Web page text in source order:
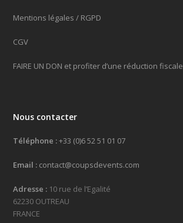
Mentions légales / RGPD
CGV
FAIRE UN DON et profiter d’une réduction fiscale
Nous contacter
Téléphone :+33 (0)6 52 51 01 07
Email : contact@coupsdevents.com
Adresse : 10 rue de l’Egalité
62230 OUTREAU
FRANCE